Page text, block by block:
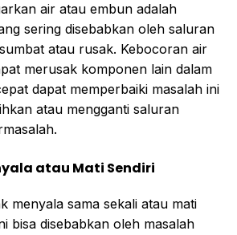
air atau embun adalah
sering disebabkan oleh saluran
atau rusak. Kebocoran air
merusak komponen lain dalam
dapat memperbaiki masalah ini
atau mengganti saluran
atau Mati Sendiri
menyala sama sekali atau mati
bisa disebabkan oleh masalah